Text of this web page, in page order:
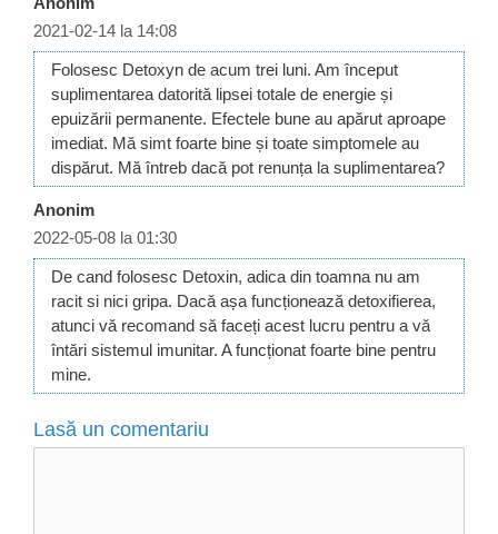
2021-02-14 la 14:08
Folosesc Detoxyn de acum trei luni. Am început
suplimentarea datorită lipsei totale de energie și
epuizării permanente. Efectele bune au apărut aproape
imediat. Mă simt foarte bine și toate simptomele au
dispărut. Mă întreb dacă pot renunța la suplimentarea?
Anonim
2022-05-08 la 01:30
De cand folosesc Detoxin, adica din toamna nu am
racit si nici gripa. Dacă așa funcționează detoxifierea,
atunci vă recomand să faceți acest lucru pentru a vă
întări sistemul imunitar. A funcționat foarte bine pentru
mine.
Lasă un comentariu